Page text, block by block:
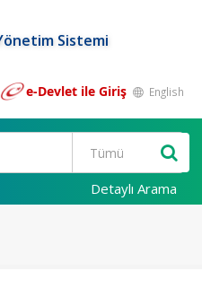
Sistemi
e-Devlet ile Giriş English
Detaylı Arama